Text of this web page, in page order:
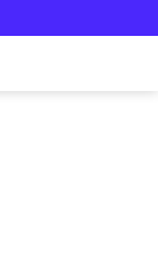
RI, DPD PDI